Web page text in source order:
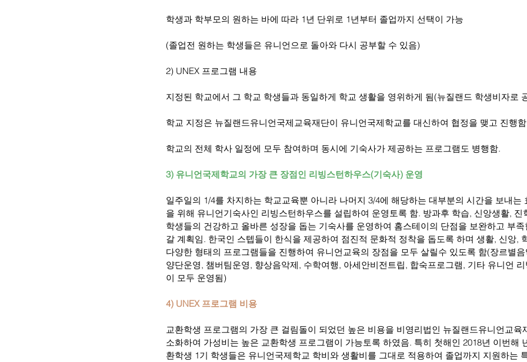
학생과 학부모의 원하는 바에 따라 1년 단위로 1년부터 졸업까지 선택이 가능
(졸업전 원하는 학생들은 유니언으로 돌아와 다시 공부할 수 있음)
2) UNEX 프로그램 내용
지정된 학교에서 그 학교 학생들과 동일하게 학교 생활을 영위하게 됨(뉴질랜드 학생비자로
학교 지정은 뉴질랜드유니언국제교육재단이 유니언국제학교를 대신하여 협정을 맺고 진행
학교의 전체 학사 일정에 모두 참여하며 동시에 기숙사가 제공하는 프로그램도 병행함.
3) 유니언국제학교의 가장 큰 장점인 리빙스턴하우스(기숙사) 운영
일주일의 1/4를 차지하는 학교교육뿐 아니라 나머지 3/4에 해당하는 대부분의 시간을 보내는
을 위해 유니언기숙사인 리빙스턴하우스를 설립하여 운영토록 함. 방과후 학습, 신앙생활, 진
학생들의 건강하고 올바른 성장을 돕는 기숙사를 운영하여 홈스테이의 단점을 보완하고 부
갈 계획임. 한국인 스텝들이 한식을 제공하여 점진적 문화적 정착을 돕도록 하며 생활, 신앙,
다양한 형태의 프로그램들을 진행하여 유니언교육의 장점을 모두 살릴수 있도록 함(장르별
양단운영, 챔버팀운영, 향상음악제, 수학여행, 아세안비전트립, 합숙프로그램, 기타 유니언
이 모두 운영됨)
4) UNEX 프로그램 비용
교환학생 프로그램의 가장 큰 걸림돌이 되었던 높은 비용을 비영리법인 뉴질랜드유니언교육
소화하여 가성비는 높은 교환학생 프로그램이 가능토록 하였음. 특히 첫해인 2018년 이번해
환학생 1기 학생들은 유니언국제학교 학비와 생활비를 그대로 적용하여 졸업까지 지원하는